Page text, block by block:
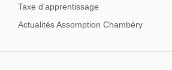
Taxe d’apprentissage
Actualités Assomption Chambéry